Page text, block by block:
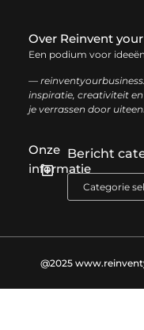
Over Reinvent
Een podium voor
—
inspiratie, creativiteit
je verrassen door
Onze
informatie
Bericht
@2025